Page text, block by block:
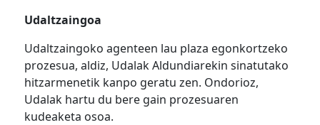
Udaltzaingoa
Udaltzaingoko agenteen lau plaza egonkortzeko
prozesua, aldiz, Udalak Aldundiarekin sinatutako
hitzarmenetik kanpo geratu zen. Ondorioz,
Udalak hartu du bere gain prozesuaren
kudeaketa osoa.